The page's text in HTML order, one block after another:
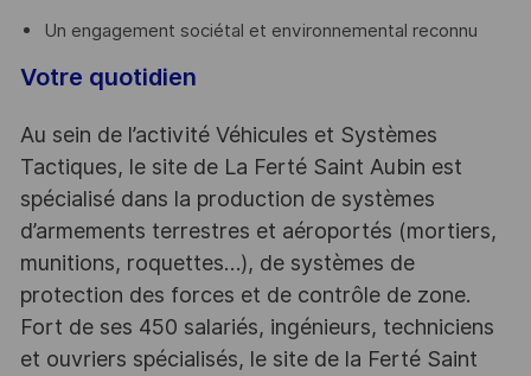
Un engagement sociétal et environnemental reconnu
Votre quotidien
Au sein de l’activité Véhicules et Systèmes
Tactiques, le site de La Ferté Saint Aubin est
spécialisé dans la production de systèmes
d’armements terrestres et aéroportés (mortiers,
munitions, roquettes…), de systèmes de
protection des forces et de contrôle de zone.
Fort de ses 450 salariés, ingénieurs, techniciens
et ouvriers spécialisés, le site de la Ferté Saint